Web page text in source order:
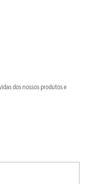
dos nossos produtos e